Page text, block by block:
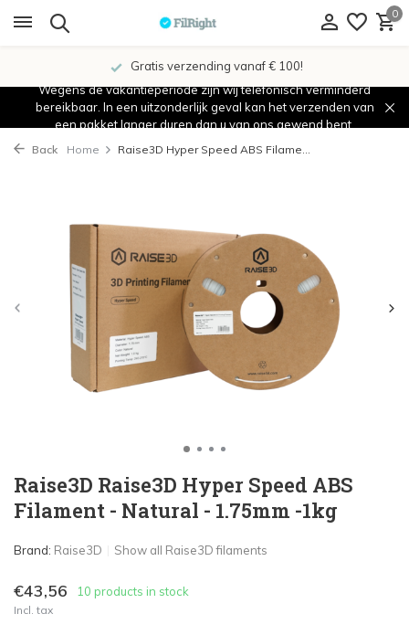
0
Gratis verzending vanaf € 100!
Wegens de vakantieperiode zijn wij telefonisch verminderd
bereikbaar. In een uitzonderlijk geval kan het verzenden van
een pakket langer duren dan u van ons gewend bent.
Back Home Raise3D Hyper Speed ABS Filame...
Raise3D Raise3D Hyper Speed ABS
Filament - Natural - 1.75mm -1kg
Brand: Raise3D Show all Raise3D filaments
€43,56 10 products in stock
Incl. tax